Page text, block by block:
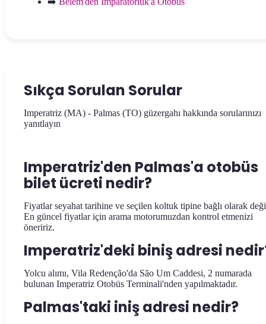
Sıkça Sorulan Sorular
Imperatriz (MA) - Palmas (TO) güzergahı hakkında sorularınızı
yanıtlayın
Imperatriz'den Palmas'a otobüs
bilet ücreti nedir?
Fiyatlar seyahat tarihine ve seçilen koltuk tipine bağlı olarak
En güncel fiyatlar için arama motorumuzdan kontrol etmenizi
öneririz.
Imperatriz'deki biniş adresi
Yolcu alımı, Vila Redenção'da São Um Caddesi, 2 numarada
bulunan Imperatriz Otobüs Terminali'nden yapılmaktadır.
Palmas'taki iniş adresi nedir?